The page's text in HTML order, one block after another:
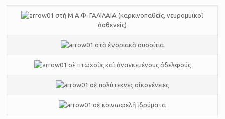
στὴ Μ.Α.Φ. ΓΑΛΙΛΑΙΑ (καρκινοπαθεῖς, νευρομυϊκοὶ
ἀσθενεῖς)
στὰ ἐνοριακὰ συσσίτια
σὲ πτωχοὺς καὶ ἀναγκεμένους ἀδελφούς
σὲ πολύτεκνες οἰκογένειες
σὲ κοινωφελῆ ἱδρύματα